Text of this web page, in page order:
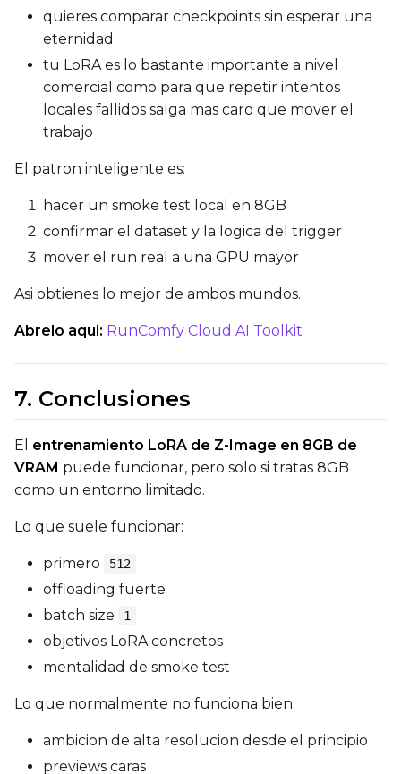
Prompt
Seed
LoRA Scale
Prompt
LoRA Scale
quieres comparar checkpoints sin esperar una
eternidad
tu LoRA es lo bastante importante a nivel
comercial como para que repetir intentos
locales fallidos salga mas caro que mover el
trabajo
El patron inteligente es:
hacer un smoke test local en 8GB
confirmar el dataset y la logica del trigger
mover el run real a una GPU mayor
Asi obtienes lo mejor de ambos mundos.
Abrelo aqui: RunComfy Cloud AI Toolkit
7. Conclusiones
El entrenamiento LoRA de Z-Image en 8GB de
VRAM puede funcionar, pero solo si tratas 8GB
como un entorno limitado.
Lo que suele funcionar:
primero 512
offloading fuerte
batch size
1
objetivos LoRA concretos
mentalidad de smoke test
Lo que normalmente no funciona bien:
ambicion de alta resolucion desde el principio
previews caras